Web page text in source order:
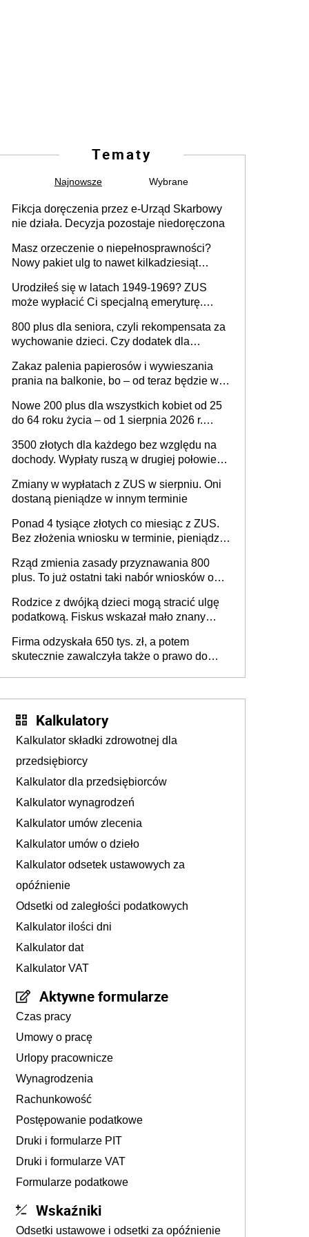
Tematy
Najnowsze Wybrane
Fikcja doręczenia przez e-Urząd Skarbowy
nie działa. Decyzja pozostaje niedoręczona
Masz orzeczenie o niepełnosprawności?
Nowy pakiet ulg to nawet kilkadziesiąt
odebrać pieniądze
Urodziłeś się w latach 1949-1969? ZUS
może wypłacić Ci specjalną emeryturę.
800 plus dla seniora, czyli rekompensata za
wychowanie dzieci. Czy dodatek dla
Zakaz palenia papierosów i wywieszania
prania na balkonie, bo – od teraz będzie w
a właścicielowi mieszkania przysługiwać
będzie wyłącznie służebność? Nowy projekt
rządowy
Nowe 200 plus dla wszystkich kobiet od 25
do 64 roku życia – od 1 sierpnia 2026 r.
programu rządowego
3500 złotych dla każdego bez względu na
dochody. Wypłaty ruszą w drugiej połowie
Zmiany w wypłatach z ZUS w sierpniu. Oni
dostaną pieniądze w innym terminie
Ponad 4 tysiące złotych co miesiąc z ZUS.
Bez złożenia wniosku w terminie, pieniądze
Rząd zmienia zasady przyznawania 800
plus. To już ostatni taki nabór wniosków o
Rodzice z dwójką dzieci mogą stracić ulgę
podatkową. Fiskus wskazał mało znany
Firma odzyskała 650 tys. zł, a potem
skutecznie zawalczyła także o prawo do
Kalkulatory
Kalkulator składki zdrowotnej dla
przedsiębiorcy
Kalkulator dla przedsiębiorców
Kalkulator wynagrodzeń
Kalkulator umów zlecenia
Kalkulator umów o dzieło
Kalkulator odsetek ustawowych za
opóźnienie
Odsetki od zaległości podatkowych
Kalkulator ilości dni
Kalkulator dat
Kalkulator VAT
Aktywne formularze
Czas pracy
Umowy o pracę
Urlopy pracownicze
Wynagrodzenia
Rachunkowość
Postępowanie podatkowe
Druki i formularze PIT
Druki i formularze VAT
Formularze podatkowe
Wskaźniki
Odsetki ustawowe i odsetki za opóźnienie